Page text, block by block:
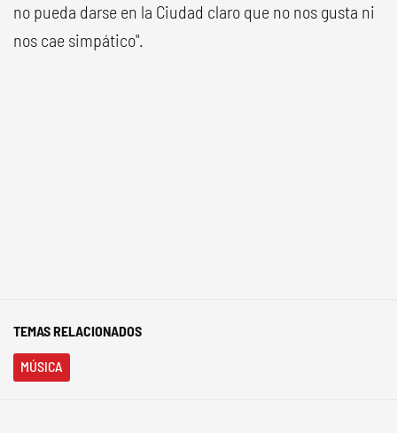
no pueda darse en la Ciudad claro que no nos gusta ni
nos cae simpático".
TEMAS RELACIONADOS
MÚSICA